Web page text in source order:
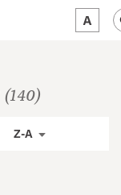
(140)
Z-A